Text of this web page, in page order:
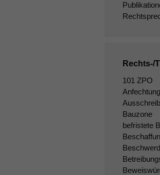
Rechts-/
101 ZPO
Bauzone
befristete